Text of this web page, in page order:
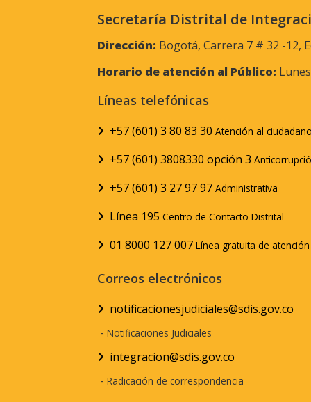
Secretaría Distrital de
Dirección: Bogotá, Carrera 7 # 32 -12,
Horario de atención al Público:
Líneas telefónicas
+57 (601) 3 80 83 30 Atención al
+57 (601) 3808330 opción 3
+57 (601) 3 27 97 97 Administrativa
Línea 195 Centro de Contacto Distrital
01 8000 127 007 Línea gratuita de
Correos electrónicos
notificacionesjudiciales@sdis.gov.co
- Notificaciones Judiciales
integracion@sdis.gov.co
- Radicación de correspondencia